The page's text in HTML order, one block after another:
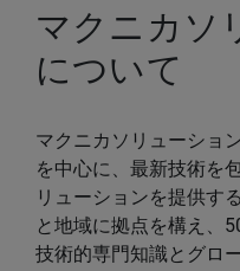
マクニカソ
について
マクニカソリューショ
を中心に、最新技術を
リューションを提供す
と地域に拠点を構え、
技術的専門知識とグロ